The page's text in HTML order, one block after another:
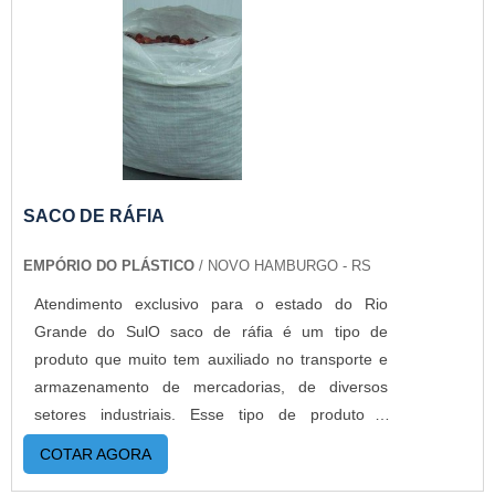
altas temperaturas e shelf life de grande
durabilidade. Com isso, a empresa oferece os
melhores profissionais para melhor atender todos
os clientes, garantindo os melhores produtos do
produto do mercado.SACO PP COM FITA ABRE E
FECHA COM A MELHOR QUALIDADEA Empório
fábricas ainda mais modernas e custos reduzidos.
entrega e venda fracionada, até em pequenas
quantidades. Para saber mais informações, basta
solicitar um orçamento..
SACO DE RÁFIA
EMPÓRIO DO PLÁSTICO / NOVO HAMBURGO - RS
Atendimento exclusivo para o estado do Rio
Grande do SulO saco de ráfia é um tipo de
produto que muito tem auxiliado no transporte e
armazenamento de mercadorias, de diversos
setores industriais. Esse tipo de produto é
encontrado em metalúrgicas, siderúrgicas, na
construção civil, indústria alimentícia e em muitos
COTAR AGORA